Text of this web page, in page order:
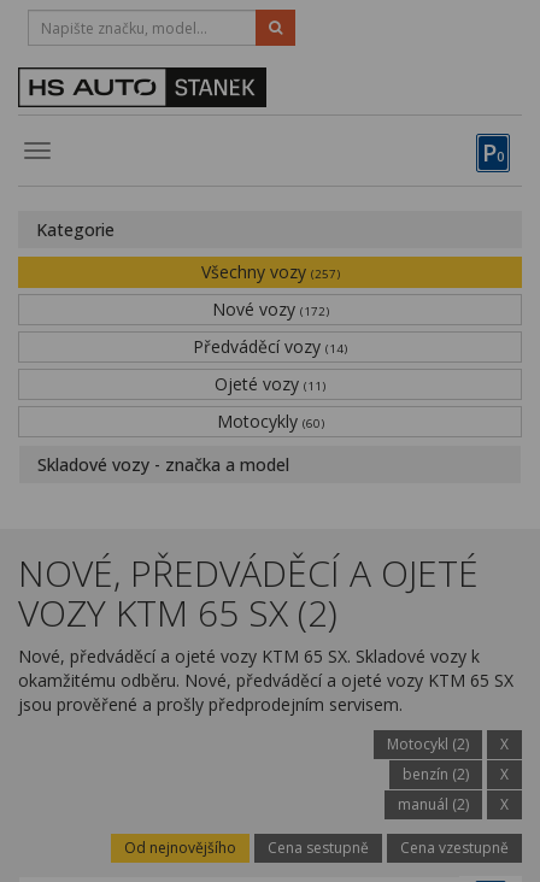
P0
Toggle
HOTLINE:
STRAKONICE-383 335 366
Obytné vozy
Financování
Novinky
Kontakty
Kategorie
Všechny vozy (257)
Nové vozy (172)
Předváděcí vozy (14)
Ojeté vozy (11)
Motocykly (60)
Skladové vozy - značka a model
NOVÉ, PŘEDVÁDĚCÍ A OJETÉ
VOZY KTM 65 SX (2)
Nové, předváděcí a ojeté vozy KTM 65 SX. Skladové vozy k
okamžitému odběru. Nové, předváděcí a ojeté vozy KTM 65 SX
jsou prověřené a prošly předprodejním servisem.
Motocykl (2)
X
benzín (2)
X
manuál (2)
X
Od nejnovějšího Cena sestupně Cena vzestupně